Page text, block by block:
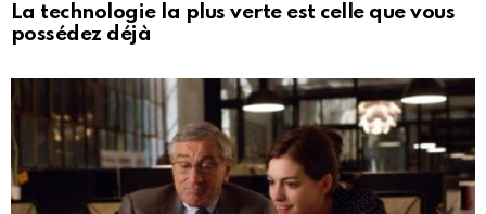
La technologie la plus verte est celle que vous
possédez déjà